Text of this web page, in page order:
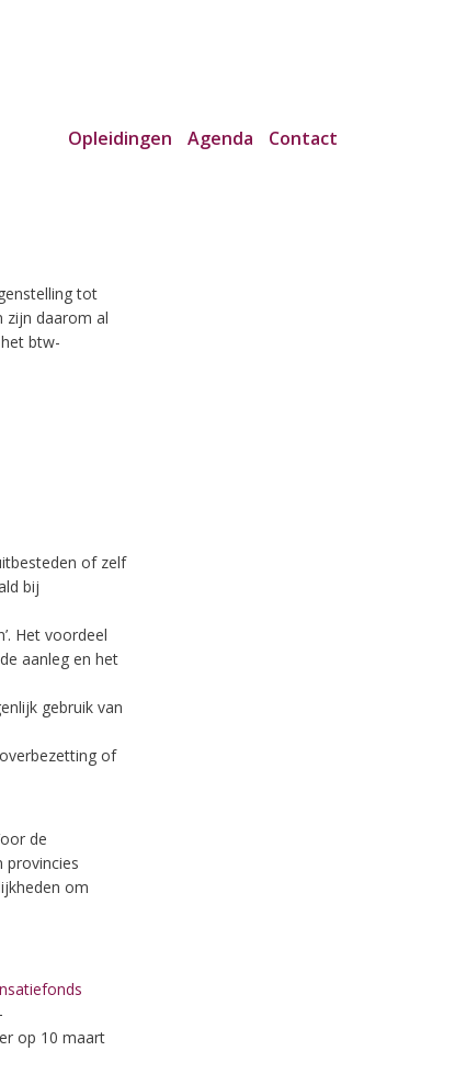
Opleidingen Agenda Contact
tot
zijn daarom al
btw-
of zelf
bij
Het voordeel
aanleg en het
gebruik van
of
de
provincies
om
op 10 maart